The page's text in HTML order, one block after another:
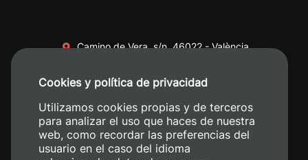
Camino de Vera, s/n. 46022 - València
+34 620 04 00 50
Cookies y política de privacidad
Utilizamos cookies propias y de terceros
para analizar el uso que haces de nuestra
web, como recordar las preferencias del
usuario en el caso del idioma